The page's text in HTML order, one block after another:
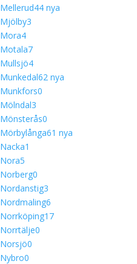
Mellerud44 nya
Mjölby3
Mora4
Motala7
Mullsjö4
Munkedal62 nya
Munkfors0
Mölndal3
Mönsterås0
Mörbylånga61 nya
Nacka1
Nora5
Norberg0
Nordanstig3
Nordmaling6
Norrköping17
Norrtälje0
Norsjö0
Nybro0